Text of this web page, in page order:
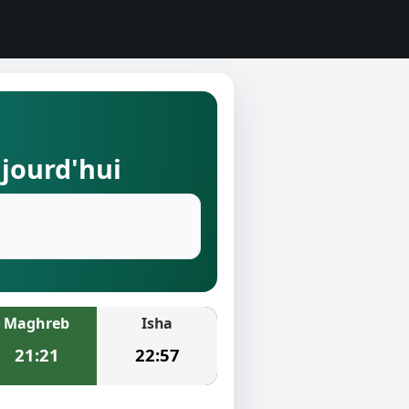
Maghreb
21:21
Isha
22:57